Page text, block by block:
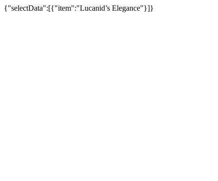
{"selectData":[{"item":"Lucanid’s Elegance"}]}